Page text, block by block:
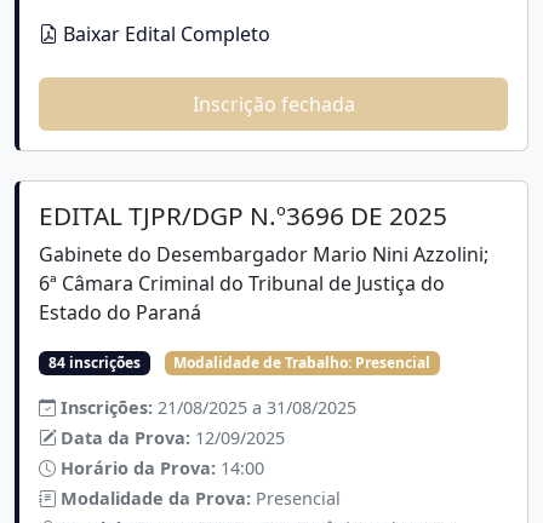
Baixar Edital Completo
Inscrição fechada
EDITAL TJPR/DGP N.º3696 DE 2025
Gabinete do Desembargador Mario Nini Azzolini;
6ª Câmara Criminal do Tribunal de Justiça do
Estado do Paraná
84 inscrições Modalidade de Trabalho: Presencial
Inscrições: 21/08/2025 a 31/08/2025
Data da Prova: 12/09/2025
Horário da Prova: 14:00
Modalidade da Prova: Presencial